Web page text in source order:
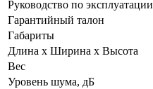
Руководство по эксплуатации
Гарантийный талон
Габариты
Длина х Ширина х Высота
Вес
Уровень шума, дБ